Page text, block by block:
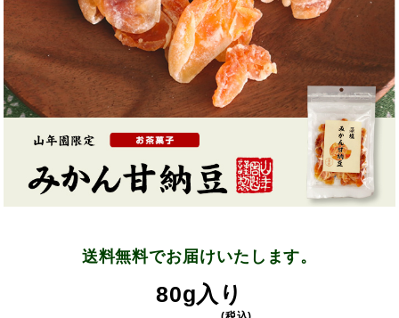
送料無料でお届けいたします。
80g入り